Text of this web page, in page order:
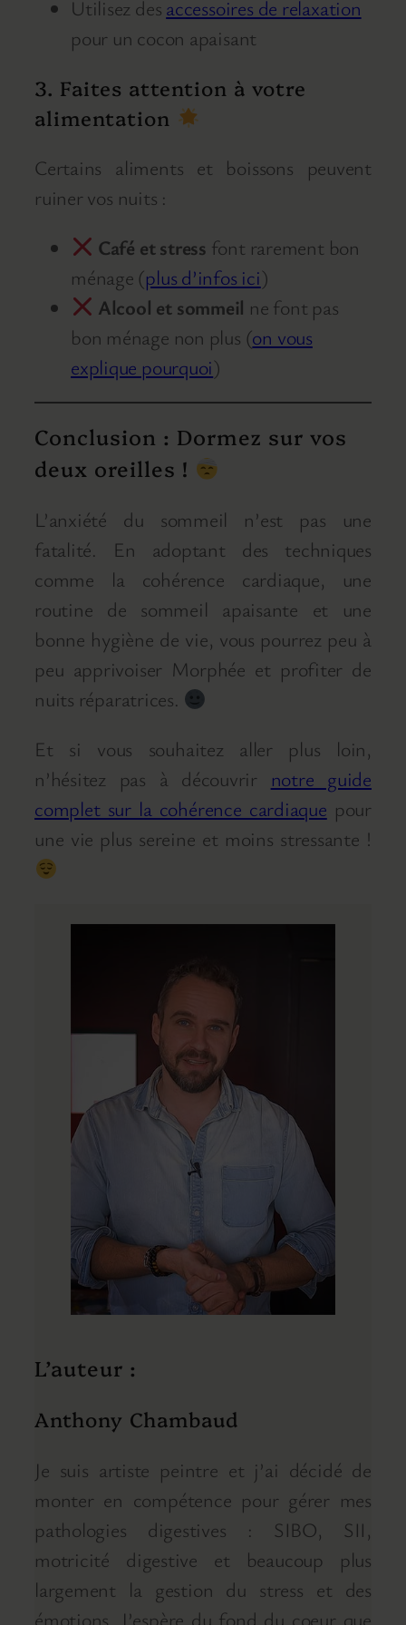
Utilisez des accessoires de relaxation
pour un cocon apaisant
3. Faites attention à votre
alimentation
Certains aliments et boissons peuvent
ruiner vos nuits :
Café et stress font rarement bon
ménage (plus d’infos ici)
Alcool et sommeil ne font pas
bon ménage non plus (on vous
explique pourquoi)
Conclusion : Dormez sur vos
deux oreilles !
L’anxiété du sommeil n’est pas une
fatalité. En adoptant des techniques
comme la cohérence cardiaque, une
routine de sommeil apaisante et une
bonne hygiène de vie, vous pourrez peu à
peu apprivoiser Morphée et profiter de
nuits réparatrices.
Et si vous souhaitez aller plus loin,
n’hésitez pas à découvrir notre guide
complet sur la cohérence cardiaque pour
une vie plus sereine et moins stressante !
L’auteur :
Anthony Chambaud
Je suis artiste peintre et j’ai décidé de
monter en compétence pour gérer mes
pathologies digestives : SIBO, SII,
motricité digestive et beaucoup plus
largement la gestion du stress et des
émotions. J’espère du fond du coeur que